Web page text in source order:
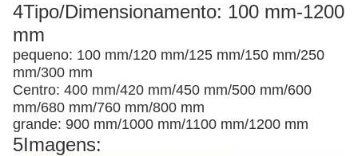
4Tipo/Dimensionamento: 100 mm-1200
mm
pequeno: 100 mm/120 mm/125 mm/150 mm/250
mm/300 mm
Centro: 400 mm/420 mm/450 mm/500 mm/600
mm/680 mm/760 mm/800 mm
grande: 900 mm/1000 mm/1100 mm/1200 mm
5Imagens: